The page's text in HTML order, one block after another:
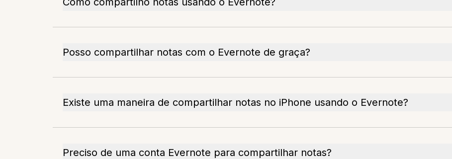
Posso compartilhar notas com o Evernote de graça?
Existe uma maneira de compartilhar notas no iPhone usando o Evernote?
Preciso de uma conta Evernote para compartilhar notas?